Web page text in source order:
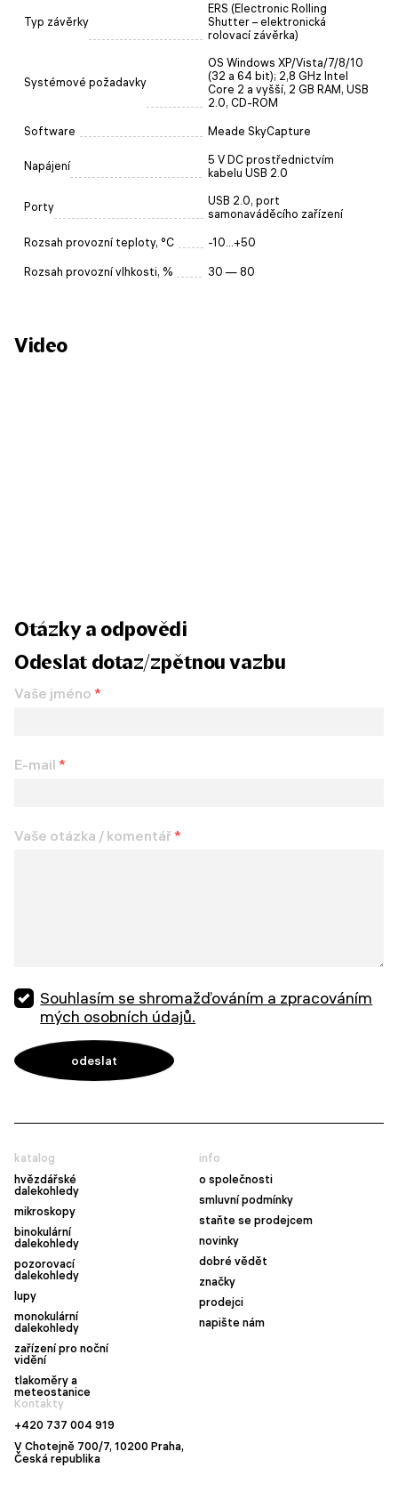
Typ závěrky
ERS (Electronic Rolling
Shutter – elektronická
rolovací závěrka)
Systémové požadavky
OS Windows XP/Vista/7/8/10
(32 a 64 bit); 2,8 GHz Intel
Core 2 a vyšší, 2 GB RAM, USB
2.0, CD-ROM
Software Meade SkyCapture
Napájení
5 V DC prostřednictvím
kabelu USB 2.0
Porty
USB 2.0, port
samonaváděcího zařízení
Rozsah provozní teploty, °C -10...+50
Rozsah provozní vlhkosti, % 30 — 80
Video
Otázky a odpovědi
Odeslat dotaz/zpětnou vazbu
Vaše jméno *
E-mail *
Vaše otázka / komentář*
Souhlasím se shromažďováním a zpracováním
mých osobních údajů.
katalog
hvězdářské
dalekohledy
mikroskopy
binokulární
dalekohledy
pozorovací
dalekohledy
lupy
monokulární
dalekohledy
zařízení pro noční
vidění
tlakoměry a
meteostanice
info
o společnosti
smluvní podmínky
staňte se prodejcem
novinky
dobré vědět
značky
prodejci
napište nám
Kontakty
+420 737 004 919
V Chotejně 700/7, 10200 Praha,
Česká republika